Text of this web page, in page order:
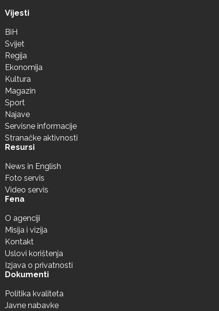
Vijesti
BiH
Svijet
Regija
Ekonomija
Kultura
Magazin
Sport
Najave
Servisne informacije
Stranačke aktivnosti
Resursi
News in English
Foto servis
Video servis
Fena
O agenciji
Misija i vizija
Kontakt
Uslovi korištenja
Izjava o privatnosti
Dokumenti
Politika kvaliteta
Javne nabavke